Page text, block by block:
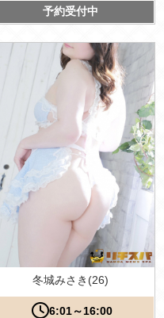
予約受付中
冬城みさき(26)
6:01～16:00